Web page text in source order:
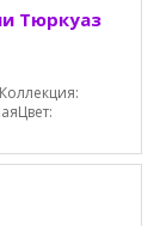
Тюркуаз